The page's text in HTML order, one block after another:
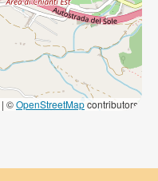
| ©OpenStreetMapcontributors